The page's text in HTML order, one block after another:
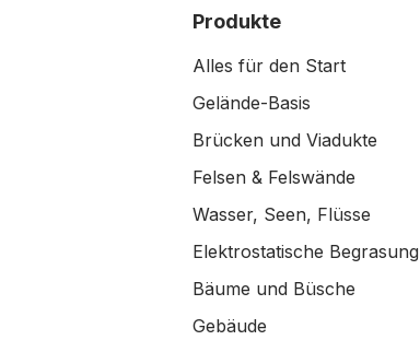
Produkte
Alles für den Start
Gelände-Basis
Brücken und Viadukte
Felsen & Felswände
Wasser, Seen, Flüsse
Elektrostatische Begrasung
Bäume und Büsche
Gebäude